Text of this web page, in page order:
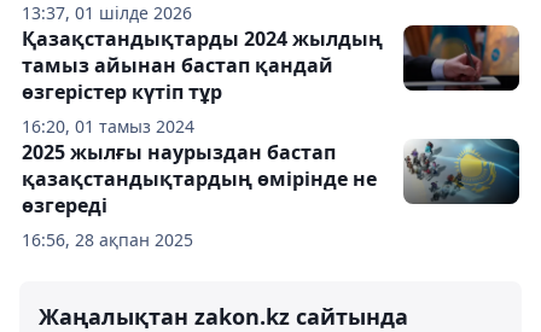
13:37, 01 шілде 2026
16:20, 01 тамыз 2024
Қазақстандықтарды 2024 жылдың
тамыз айынан бастап қандай
өзгерістер күтіп тұр
16:56, 28 ақпан 2025
2025 жылғы наурыздан бастап
қазақстандықтардың өмірінде не
өзгереді
Жаңалықтан zakon.kz сайтында